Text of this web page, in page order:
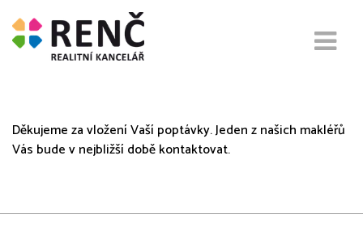
Děkujeme za vložení Vaší poptávky. Jeden z našich makléřů
Vás bude v nejbližší době kontaktovat.